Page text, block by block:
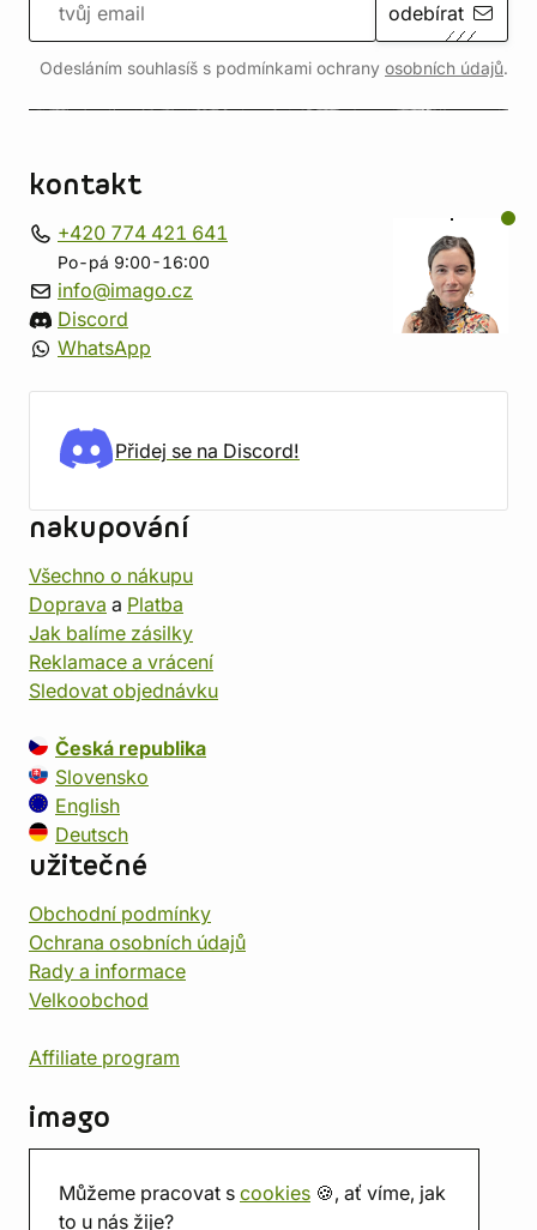
Můžeme pracovat s cookies 🍪, ať víme, jak
to u nás žije?
odebírat
Odesláním souhlasíš s podmínkami ochrany osobních údajů.
kontakt
+420 774 421 641
Po-pá 9:00-16:00
info@imago.cz
Discord
WhatsApp
Přidej se na Discord!
nakupování
Všechno o nákupu
Doprava a Platba
Jak balíme zásilky
Reklamace a vrácení
Sledovat objednávku
Česká republika
Slovensko
English
Deutsch
užitečné
Obchodní podmínky
Ochrana osobních údajů
Rady a informace
Velkoobchod
Affiliate program
imago
Prodejna
Herna